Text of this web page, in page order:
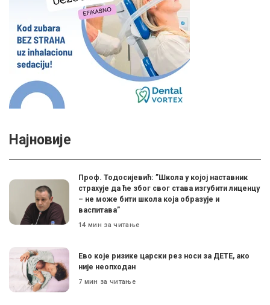
Најновије
Проф. Тодосијевић: ”Школа у којој наставник
страхује да ће због свог става изгубити лиценцу
– не може бити школа која образује и
васпитава”
14 мин за читање
Ево које ризике царски рез носи за ДЕТЕ, ако
није неопходан
7 мин за читање